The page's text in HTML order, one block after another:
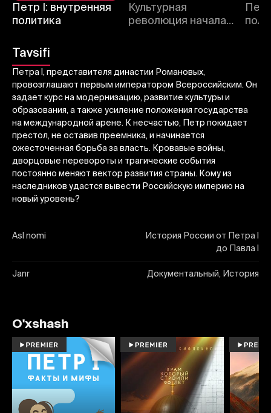
Петр I: внутренняя
политика
Культурная
революция начала
Tavsifi
Петра I, представителя династии Романовых,
провозглашают первым императором Всероссийским. Он
задает курс на модернизацию, развитие культуры и
образования, а также усиление положения государства
на международной арене. К несчастью, Петр покидает
престол, не оставив преемника, и начинается
ожесточенная борьба за власть. Кровавые войны,
дворцовые перевороты и трагические события
постоянно меняют вектор развития страны. Кому из
наследников удастся вывести Российскую империю на
новый уровень?
Asl nomi
История России от Петра I
до Павла I
Janr Документальный, История
O'xshash